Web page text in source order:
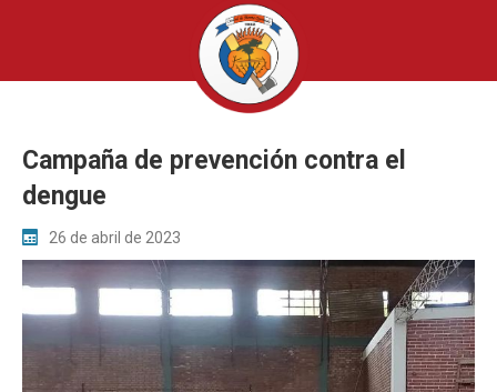
Campaña de prevención contra el
dengue
26 de abril de 2023